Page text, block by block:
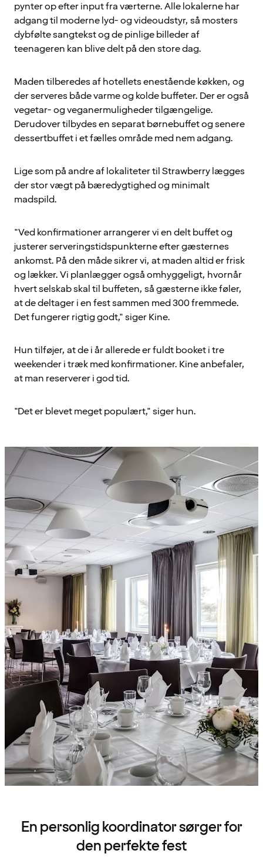
pynter op efter input fra værterne. Alle lokalerne har
adgang til moderne lyd- og videoudstyr, så mosters
dybfølte sangtekst og de pinlige billeder af
teenageren kan blive delt på den store dag.
Maden tilberedes af hotellets enestående køkken, og
der serveres både varme og kolde buffeter. Der er også
vegetar- og veganermuligheder tilgængelige.
Derudover tilbydes en separat børnebuffet og senere
dessertbuffet i et fælles område med nem adgang.
Lige som på andre af lokaliteter til Strawberry lægges
der stor vægt på bæredygtighed og minimalt
madspild.
"Ved konfirmationer arrangerer vi en delt buffet og
justerer serveringstidspunkterne efter gæsternes
ankomst. På den måde sikrer vi, at maden altid er frisk
og lækker. Vi planlægger også omhyggeligt, hvornår
hvert selskab skal til buffeten, så gæsterne ikke føler,
at de deltager i en fest sammen med 300 fremmede.
Det fungerer rigtig godt," siger Kine.
Hun tilføjer, at de i år allerede er fuldt booket i tre
weekender i træk med konfirmationer. Kine anbefaler,
at man reserverer i god tid.
"Det er blevet meget populært," siger hun.
En personlig koordinator sørger for
den perfekte fest